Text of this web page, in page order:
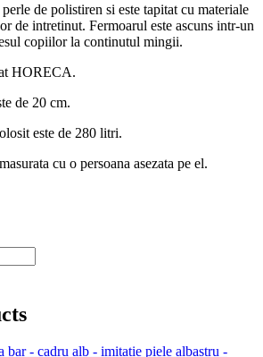
de polistiren si este tapitat cu materiale
de intretinut. Fermoarul este ascuns intr-un
copiilor la continutul mingii.
HORECA.
de 20 cm.
este de 280 litri.
cu o persoana asezata pe el.